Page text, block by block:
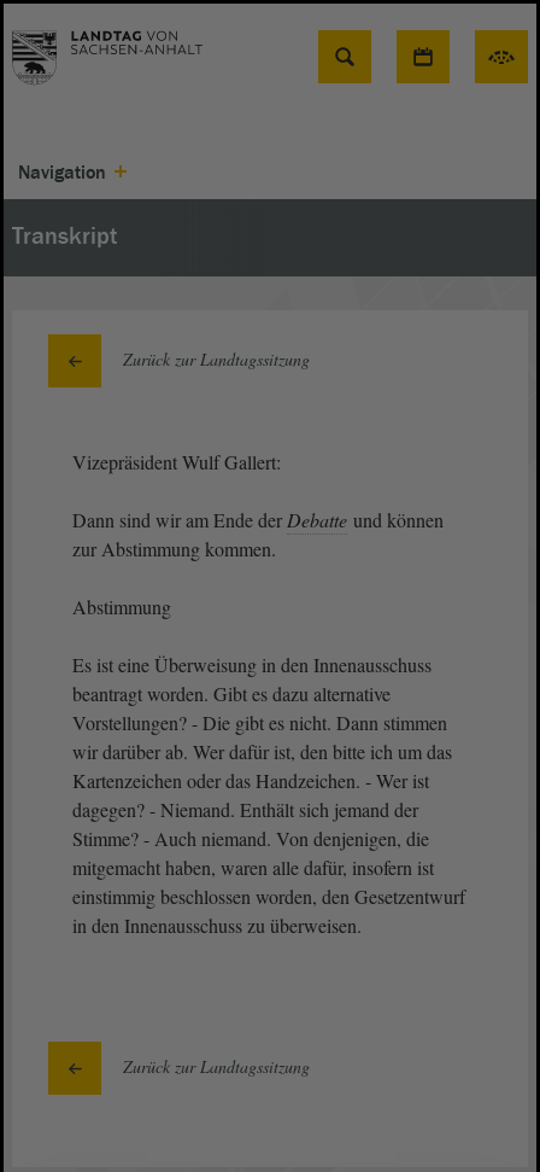
Suche
Navigation
Transkript
Zurück zur Landtagssitzung
Vizepräsident Wulf Gallert:
Dann sind wir am Ende der Debatte und können
zur Abstimmung kommen.
Abstimmung
Es ist eine Überweisung in den Innenausschuss
beantragt worden. Gibt es dazu alternative
Vorstellungen? - Die gibt es nicht. Dann stimmen
wir darüber ab. Wer dafür ist, den bitte ich um das
Kartenzeichen oder das Handzeichen. - Wer ist
dagegen? - Niemand. Enthält sich jemand der
Stimme? - Auch niemand. Von denjenigen, die
mitgemacht haben, waren alle dafür, insofern ist
einstimmig beschlossen worden, den Gesetzentwurf
in den Innenausschuss zu überweisen.
Zurück zur Landtagssitzung